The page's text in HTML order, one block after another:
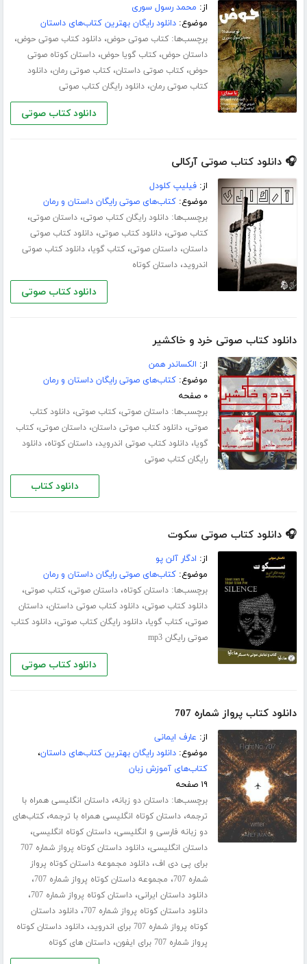
از: محمد رسول سوری
موضوع:دانلود رایگان بهترین کتاب‌های داستان
برچسب‌ها:کتاب صوتی حوض،دانلود کتاب صوتی حوض،
داستان حوض،کتاب گویا حوض،داستان کوتاه صوتی
حوض،کتاب صوتی داستان،کتاب صوتی رمان،دانلود
کتاب صوتی رمان،دانلود رایگان کتاب صوتی
دانلود کتاب صوتی
🎧 دانلود کتاب صوتی آرکالی
از:فیلیپ کلودل
موضوع:کتاب‌های صوتی رایگان داستان و رمان
برچسب‌ها:دانلود رایگان کتاب صوتی،داستان صوتی،
کتاب صوتی،دانلود کتاب صوتی،دانلود کتاب صوتی
داستان،داستان صوتی،کتاب گویا،دانلود کتاب صوتی
اندروید،داستان کوتاه
دانلود کتاب صوتی
دانلود کتاب صوتی خرد و خاکشیر
از: الکساندر همن
موضوع:کتاب‌های صوتی رایگان داستان و رمان
۰ صفحه
برچسب‌ها:داستان صوتی،کتاب صوتی،دانلود کتاب
صوتی،دانلود کتاب صوتی داستان،داستان صوتی،کتاب
گویا،دانلود کتاب صوتی اندروید،داستان کوتاه،دانلود
رایگان کتاب صوتی
دانلود کتاب
🎧 دانلود کتاب صوتی سکوت
از: ادگار آلن پو
موضوع:کتاب‌های صوتی رایگان داستان و رمان
برچسب‌ها:داستان کوتاه،داستان صوتی،کتاب صوتی،
دانلود کتاب صوتی،دانلود کتاب صوتی داستان،داستان
صوتی،کتاب گویا،دانلود رایگان کتاب صوتی،دانلود کتاب
صوتی رایگان mp3
دانلود کتاب صوتی
دانلود کتاب پرواز شماره 707
از: عارف ایمانی
موضوع:دانلود رایگان بهترین کتاب‌های داستان،
کتاب‌های آموزش زبان
۱۹ صفحه
برچسب‌ها:داستان دو زبانه،داستان انگلیسی همراه با
ترجمه،داستان کوتاه انگلیسی همراه با ترجمه،کتاب‌های
دو زبانه فارسی و انگلیسی،داستان کوتاه انگلیسی،
داستان انگلیسی،
دانلود داستان کوتاه پرواز شماره 707
برای پی دی اف،دانلود مجموعه داستان کوتاه پرواز
شماره 707
، مجموعه داستان کوتاه پرواز شماره 707 ،
دانلود داستان ایرانی،داستان کوتاه پرواز شماره 707 ،
دانلود داستان کوتاه پرواز شماره 707 ،دانلود داستان
کوتاه پرواز شماره 707 برای اندروید
،دانلود داستان کوتاه
پرواز شماره 707 برای ایفون
،داستان های کوتاه